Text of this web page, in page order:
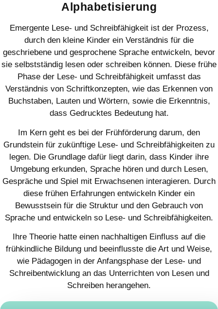
Alphabetisierung
Emergente Lese- und Schreibfähigkeit ist der Prozess,
durch den kleine Kinder ein Verständnis für die
geschriebene und gesprochene Sprache entwickeln, bevor
sie selbstständig lesen oder schreiben können. Diese frühe
Phase der Lese- und Schreibfähigkeit umfasst das
Verständnis von Schriftkonzepten, wie das Erkennen von
Buchstaben, Lauten und Wörtern, sowie die Erkenntnis,
dass Gedrucktes Bedeutung hat.
Im Kern geht es bei der Frühförderung darum, den
Grundstein für zukünftige Lese- und Schreibfähigkeiten zu
legen. Die Grundlage dafür liegt darin, dass Kinder ihre
Umgebung erkunden, Sprache hören und durch Lesen,
Gespräche und Spiel mit Erwachsenen interagieren. Durch
diese frühen Erfahrungen entwickeln Kinder ein
Bewusstsein für die Struktur und den Gebrauch von
Sprache und entwickeln so Lese- und Schreibfähigkeiten.
Ihre Theorie hatte einen nachhaltigen Einfluss auf die
frühkindliche Bildung und beeinflusste die Art und Weise,
wie Pädagogen in der Anfangsphase der Lese- und
Schreibentwicklung an das Unterrichten von Lesen und
Schreiben herangehen.